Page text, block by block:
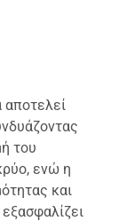
του
ενώ η
και